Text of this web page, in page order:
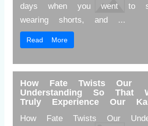
days when you went to
wearing shorts, and ...
Read More
How Fate Twists Our
Understanding So That
Truly Experience Our
How Fate Twists Our